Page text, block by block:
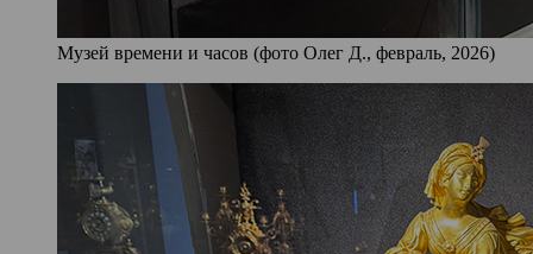
Музей времени и часов (фото Олег Д., февраль, 2026)